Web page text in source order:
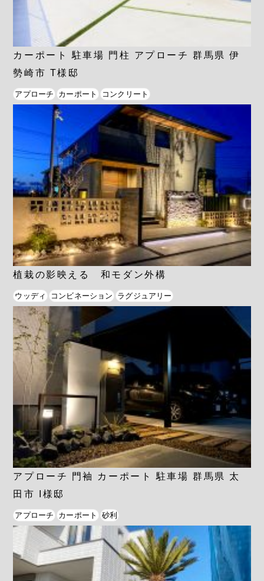
カーポート 駐車場 門柱 アプローチ 群馬県 伊
勢崎市 T様邸
アプローチ カーポート コンクリート
植栽の影映える 和モダン外構
ウッディ コンビネーション ラグジュアリー
アプローチ 門袖 カーポート 駐車場 群馬県 太
田市 I様邸
アプローチ カーポート 砂利